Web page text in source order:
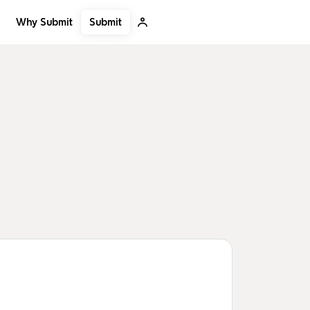
Why Submit Submit